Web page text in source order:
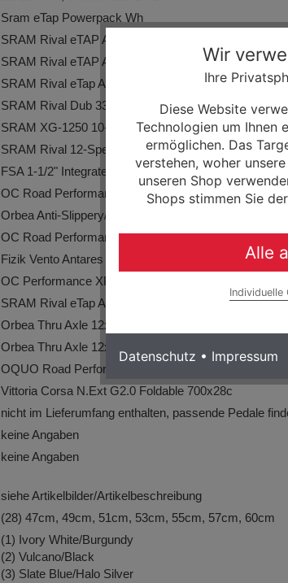
Sram eTap Powerpack Wh
SRAM Rival eTAP AXS
SRAM Rival eTAP AXS
SRAM Rival eTap AXS
SRAM Rival Dub 33x46t
SRAM XG-1250 10-30t 12-Speed
SRAM Rival 12-Speed
FSA 1-1/2" Integrated Aluminium Cup
OC Road Performance RP31, Reach 80, Drop 125
Orbea Anti-Slippery/Shock Proof
OC Road Performance RP10, -8º
Fizik Vento Antares R7 Alloy Rail 140mm
OC Performance XP10-S Carbon, 27.2mm, Setback
SRAM Rival eTap AXS
Orbea Thru Axle 12x100mm M12x2 P1 Hollow
Orbea Thru Axle 12x142mm M12x2 P1 Hollow
OQUO Road Performance RP35 PRO
Vittoria Corsa N.Ext G2.0 Foldable 700x28c
nicht im Lieferumfang enthalten, passende Pedale
keine Angaben
keine Angaben
siehe Artikelbilder/Artikelbeschreibung
(28) 47cm, 49cm, 51cm, 53cm, 55cm, 57cm, 60cm
(1) Ivory White/Burgundy
(2) Vulcano/Black
(3) Slate Blue/Halo Silver
Wir
Ihre
Diese Website
Technologien um Ihnen
ermöglichen. Das
verstehen, woher
unseren Shop
Shops stimmen Sie
Alle
Individuelle
Datenschutz • Impressum